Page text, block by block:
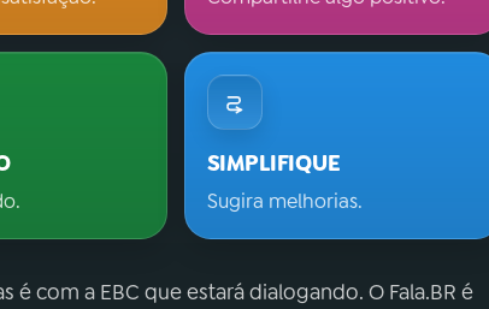
SIMPLIFIQUE
Sugira melhorias.
é com a EBC que estará dialogando. O Fala.BR é